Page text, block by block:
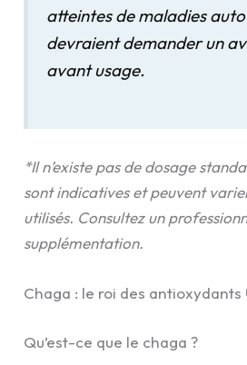
atteintes de maladies
devraient demander un
avant usage.
*Il n’existe pas de dosage
sont indicatives et peuvent
utilisés. Consultez un
supplémentation.
Chaga : le roi des antioxydants
Qu’est-ce que le chaga ?